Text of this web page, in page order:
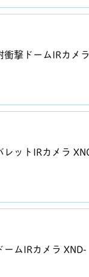
撃ドームIRカメ
ットIRカメラ
ムIRカメラ XND-